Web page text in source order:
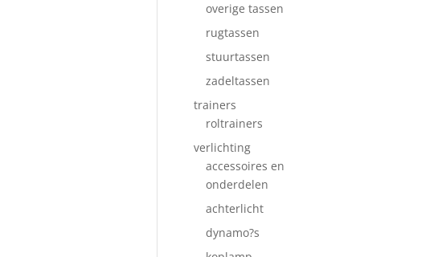
overige tassen
rugtassen
stuurtassen
zadeltassen
trainers
roltrainers
verlichting
accessoires en
onderdelen
achterlicht
dynamo?s